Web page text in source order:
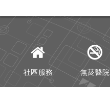
社區服務 無菸醫院